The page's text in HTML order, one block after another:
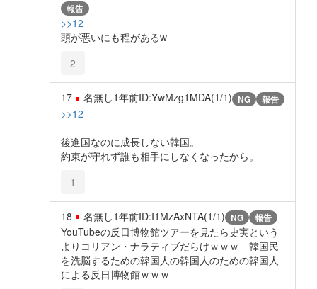
報告
>>12
頭が悪いにも程があるw
2
17 名無し1年前ID:YwMzg1MDA(1/1) NG 報告
>>12
後進国なのに成長しない韓国。
約束が守れず誰も相手にしなくなったから。
1
18 名無し1年前ID:I1MzAxNTA(1/1) NG 報告
YouTubeの反日博物館ツアーを見たら史実という
よりコリアン・ナラティブだらけｗｗｗ 韓国民
を洗脳するための韓国人の韓国人のための韓国人
による反日博物館ｗｗｗ